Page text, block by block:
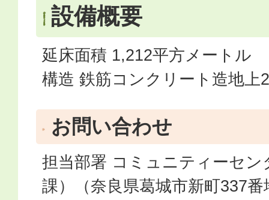
設備概要
延床面積 1,212平方メートル
構造 鉄筋コンクリート造地上
お問い合わせ
担当部署 コミュニティーセン
課）（奈良県葛城市新町337番